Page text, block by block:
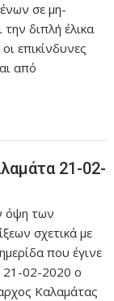
σε μη-
διπλή έλικα
επικίνδυνες
από
21-02-
όψη των
σχετικά με
που έγινε
21-02-2020 ο
Καλαμάτας